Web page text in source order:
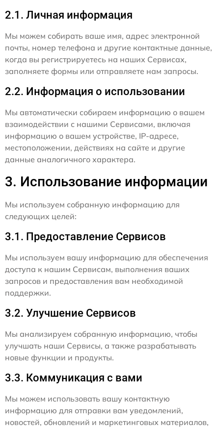
2.1. Личная информация
Мы можем собирать ваше имя, адрес электронной
почты, номер телефона и другие контактные данные,
когда вы регистрируетесь на наших Сервисах,
заполняете формы или отправляете нам запросы.
2.2. Информация о использовании
Мы автоматически собираем информацию о вашем
взаимодействии с нашими Сервисами, включая
информацию о вашем устройстве, IP-адресе,
местоположении, действиях на сайте и другие
данные аналогичного характера.
3. Использование информации
Мы используем собранную информацию для
следующих целей:
3.1. Предоставление Сервисов
Мы используем вашу информацию для обеспечения
доступа к нашим Сервисам, выполнения ваших
запросов и предоставления вам необходимой
поддержки.
3.2. Улучшение Сервисов
Мы анализируем собранную информацию, чтобы
улучшать наши Сервисы, а также разрабатывать
новые функции и продукты.
3.3. Коммуникация с вами
Мы можем использовать вашу контактную
информацию для отправки вам уведомлений,
новостей, обновлений и маркетинговых материалов,